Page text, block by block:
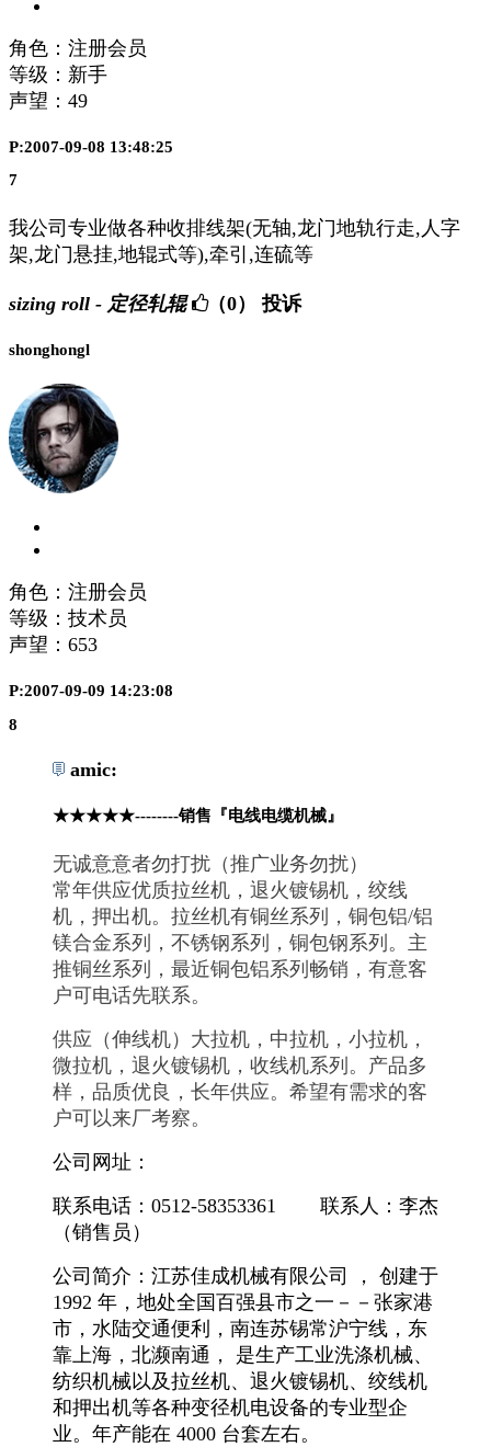
角色：注册会员
等级：新手
声望： 49
P:2007-09-08 13:48:25
7
我公司专业做各种收排线架(无轴,龙门地轨行走,人字
架,龙门悬挂,地辊式等),牵引,连硫等
sizing roll - 定径轧辊 （0） 投诉
shonghongl
角色：注册会员
等级：技术员
声望： 653
P:2007-09-09 14:23:08
8
amic:
★★★★★--------销售『电线电缆机械』
无诚意意者勿打扰（推广业务勿扰）
常年供应优质拉丝机，退火镀锡机，绞线
机，押出机。拉丝机有铜丝系列，铜包铝/铝
镁合金系列，不锈钢系列，铜包钢系列。主
推铜丝系列，最近铜包铝系列畅销，有意客
户可电话先联系。
供应（伸线机）大拉机，中拉机，小拉机，
微拉机，退火镀锡机，收线机系列。产品多
样，品质优良，长年供应。希望有需求的客
户可以来厂考察。
公司网址：
联系电话：0512-58353361 联系人：李杰
（销售员）
公司简介：江苏佳成机械有限公司 ， 创建于
1992 年，地处全国百强县市之一－－张家港
市，水陆交通便利，南连苏锡常沪宁线，东
靠上海，北濒南通， 是生产工业洗涤机械、
纺织机械以及拉丝机、退火镀锡机、绞线机
和押出机等各种变径机电设备的专业型企
业。年产能在 4000 台套左右。